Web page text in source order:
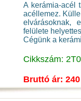
A kerámia-acél
acéllemez.
elvárásoknak,
felülete
Cégünk a
Cikkszám:
Bruttó ár: